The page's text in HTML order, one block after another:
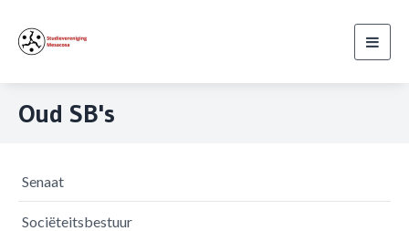
Oud SB's
Senaat
Sociëteitsbestuur